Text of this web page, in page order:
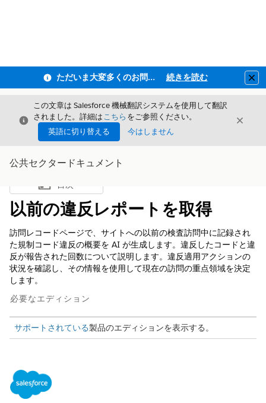
ただいま大変多くのお問い合わせをいただいており、ご連絡までにお時間を頂戴しております 続きを読む
閉じる
この文章は Salesforce 機械翻訳システムを使用して翻訳
されました。詳細はこちら をご参照ください。
英語に切り替える
今はしません
閉じる
公共セクタードキュメント
目次を表示
目次
以前の違反レポートを取得
訪問レコードページで、サイトへの以前の検査訪問中に記録され
た規制コード違反の概要を AI が生成します。違反したコードと違
反が報告された回数について説明します。違反適用アクションの
状況を確認し、その情報を使用して現在の訪問の重点領域を決定
します。
必要なエディション
サポートされている製品のエディションを表示する。
以前の違反レポートを生成す
る